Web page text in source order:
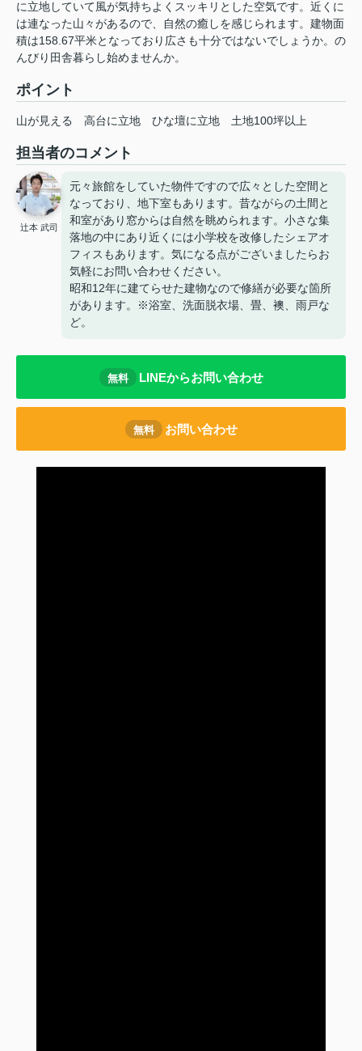
に立地していて風が気持ちよくスッキリとした空気です。近くに
は連なった山々があるので、自然の癒しを感じられます。建物面
積は158.67平米となっており広さも十分ではないでしょうか。の
んびり田舎暮らし始めませんか。
ポイント
山が見える 高台に立地 ひな壇に立地 土地100坪以上
担当者のコメント
辻本 武司
元々旅館をしていた物件ですので広々とした空間と
なっており、地下室もあります。昔ながらの土間と
和室があり窓からは自然を眺められます。小さな集
落地の中にあり近くには小学校を改修したシェアオ
フィスもあります。気になる点がございましたらお
気軽にお問い合わせください。
昭和12年に建てらせた建物なので修繕が必要な箇所
があります。※浴室、洗面脱衣場、畳、襖、雨戸な
ど。
無料 LINEからお問い合わせ
無料 お問い合わせ